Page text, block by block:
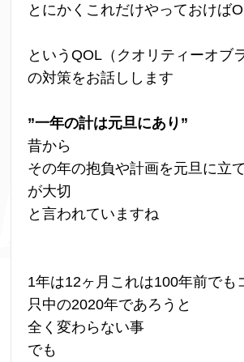
とにかくこれだけやっておけば
というQOL（クオリティーオブ
の対策をお話しします
”一年の計は元旦にあり”
昔から
その年の抱負や計画を元旦に立
が大切
と言われていますね
1年は12ヶ月これは100年前でも
只中の2020年であろうと
全く変わらない事
でも